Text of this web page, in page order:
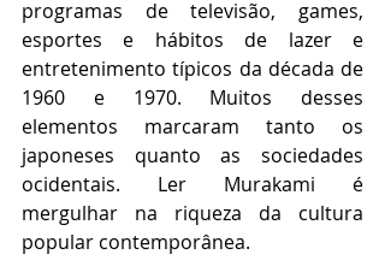
programas de televisão, games,
esportes e hábitos de lazer e
entretenimento típicos da década de
1960 e 1970. Muitos desses
elementos marcaram tanto os
japoneses quanto as sociedades
ocidentais. Ler Murakami é
mergulhar na riqueza da cultura
popular contemporânea.